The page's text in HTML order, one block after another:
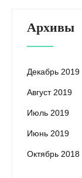
Архивы
Декабрь 2019
Август 2019
Июль 2019
Июнь 2019
Октябрь 2018